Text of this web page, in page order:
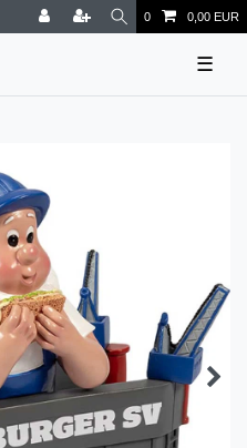
0 0,00 EUR
☰